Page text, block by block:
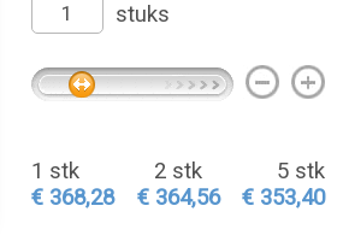
stuks
1 stk
€ 368,28
2 stk
€ 364,56
5 stk
€ 353,40